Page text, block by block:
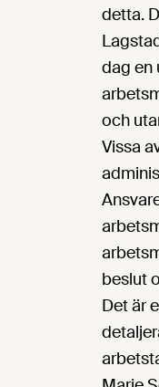
detta.
dag en
och
Vissa
beslut
Det är